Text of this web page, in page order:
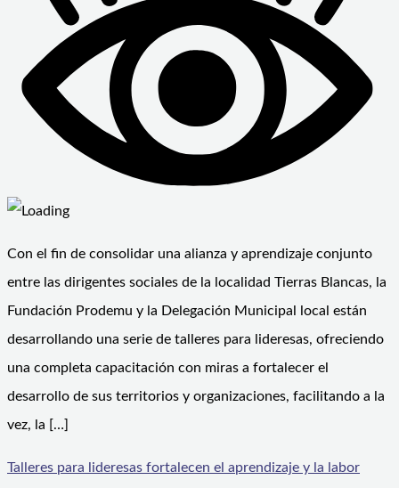
Con el fin de consolidar una alianza y aprendizaje conjunto
entre las dirigentes sociales de la localidad Tierras Blancas, la
Fundación Prodemu y la Delegación Municipal local están
desarrollando una serie de talleres para lideresas, ofreciendo
una completa capacitación con miras a fortalecer el
desarrollo de sus territorios y organizaciones, facilitando a la
vez, la […]
Talleres para lideresas fortalecen el aprendizaje y la labor